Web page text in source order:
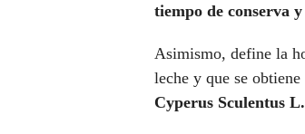
tiempo de conserva
Asimismo, define la
leche y que se
Cyperus Sculentus L.